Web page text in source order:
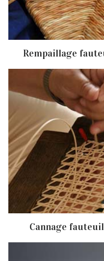
Rempaillage
Cannage